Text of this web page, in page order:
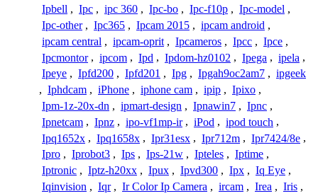
Ipbell , Ipc , ipc 360 , Ipc-bo , Ipc-f10p , Ipc-model ,
Ipc-other , Ipc365 , Ipcam 2015 , ipcam android ,
ipcam central , ipcam-oprit , Ipcameros , Ipcc , Ipce ,
Ipcmontor , ipcom , Ipd , Ipdom-hz0102 , Ipega , ipela ,
Ipeye , Ipfd200 , Ipfd201 , Ipg , Ipgah9oc2am7 , ipgeek
, Iphdcam , iPhone , iphone cam , ipip , Ipixo ,
Ipm-1z-20x-dn , ipmart-design , Ipnawin7 , Ipnc ,
Ipnetcam , Ipnz , ipo-vf1mp-ir , iPod , ipod touch ,
Ipq1652x , Ipq1658x , Ipr31esx , Ipr712m , Ipr7424/8e ,
Ipro , Iprobot3 , Ips , Ips-21w , Ipteles , Iptime ,
Iptronic , Iptz-h20xx , Ipux , Ipvd300 , Ipx , Iq Eye ,
Iqinvision , Iqr , Ir Color Ip Camera , ircam , Irea , Iris ,